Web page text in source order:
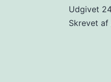
Udgivet
Skrevet af